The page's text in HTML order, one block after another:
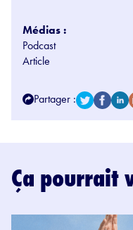
Médias :
Podcast
Article
Partager :
Ça pourrait